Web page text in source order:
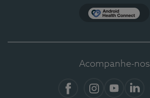
Acompanhe-nos